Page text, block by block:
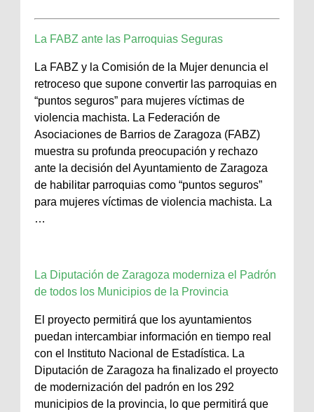
La FABZ ante las Parroquias Seguras
La FABZ y la Comisión de la Mujer denuncia el
retroceso que supone convertir las parroquias en
“puntos seguros” para mujeres víctimas de
violencia machista. La Federación de
Asociaciones de Barrios de Zaragoza (FABZ)
muestra su profunda preocupación y rechazo
ante la decisión del Ayuntamiento de Zaragoza
de habilitar parroquias como “puntos seguros”
para mujeres víctimas de violencia machista. La
…
La Diputación de Zaragoza moderniza el Padrón
de todos los Municipios de la Provincia
El proyecto permitirá que los ayuntamientos
puedan intercambiar información en tiempo real
con el Instituto Nacional de Estadística. La
Diputación de Zaragoza ha finalizado el proyecto
de modernización del padrón en los 292
municipios de la provincia, lo que permitirá que